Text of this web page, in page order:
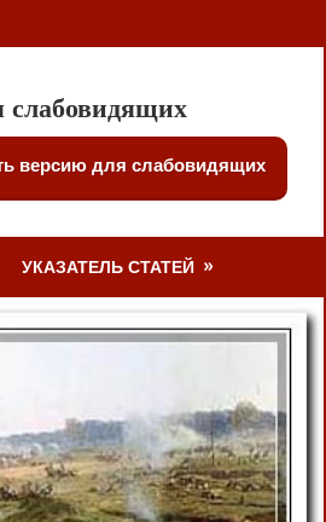
слабовидящих
версию для слабовидящих
УКАЗАТЕЛЬ СТАТЕЙ